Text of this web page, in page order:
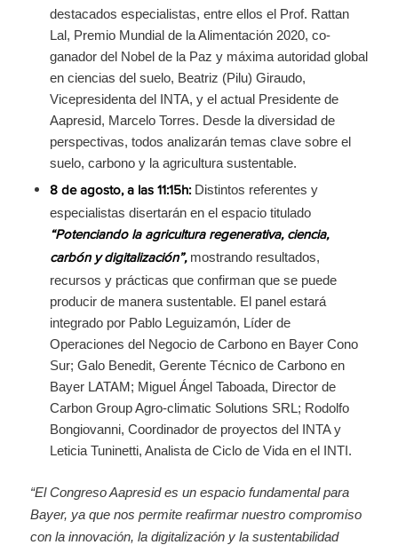
destacados especialistas, entre ellos el Prof. Rattan
Lal, Premio Mundial de la Alimentación 2020, co-
ganador del Nobel de la Paz y máxima autoridad global
en ciencias del suelo, Beatriz (Pilu) Giraudo,
Vicepresidenta del INTA, y el actual Presidente de
Aapresid, Marcelo Torres. Desde la diversidad de
perspectivas, todos analizarán temas clave sobre el
suelo, carbono y la agricultura sustentable.
8 de agosto, a las 11:15h:Distintos referentes y
especialistas disertarán en el espacio titulado
“Potenciando la agricultura regenerativa, ciencia,
carbón y digitalización”, mostrando resultados,
recursos y prácticas que confirman que se puede
producir de manera sustentable. El panel estará
integrado por Pablo Leguizamón, Líder de
Operaciones del Negocio de Carbono en Bayer Cono
Sur; Galo Benedit, Gerente Técnico de Carbono en
Bayer LATAM; Miguel Ángel Taboada, Director de
Carbon Group Agro-climatic Solutions SRL; Rodolfo
Bongiovanni, Coordinador de proyectos del INTA y
Leticia Tuninetti, Analista de Ciclo de Vida en el INTI.
“El Congreso Aapresid es un espacio fundamental para
Bayer, ya que nos permite reafirmar nuestro compromiso
con la innovación, la digitalización y la sustentabilidad